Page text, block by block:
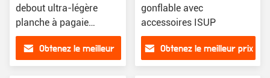
debout ultra-légère
planche à pagaie
gonflable
Obtenez le meilleur
gonflable avec
accessoires ISUP
Obtenez le meilleur prix